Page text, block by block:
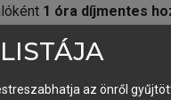
1 óra díjmentes
vagy hozz létre
az önről